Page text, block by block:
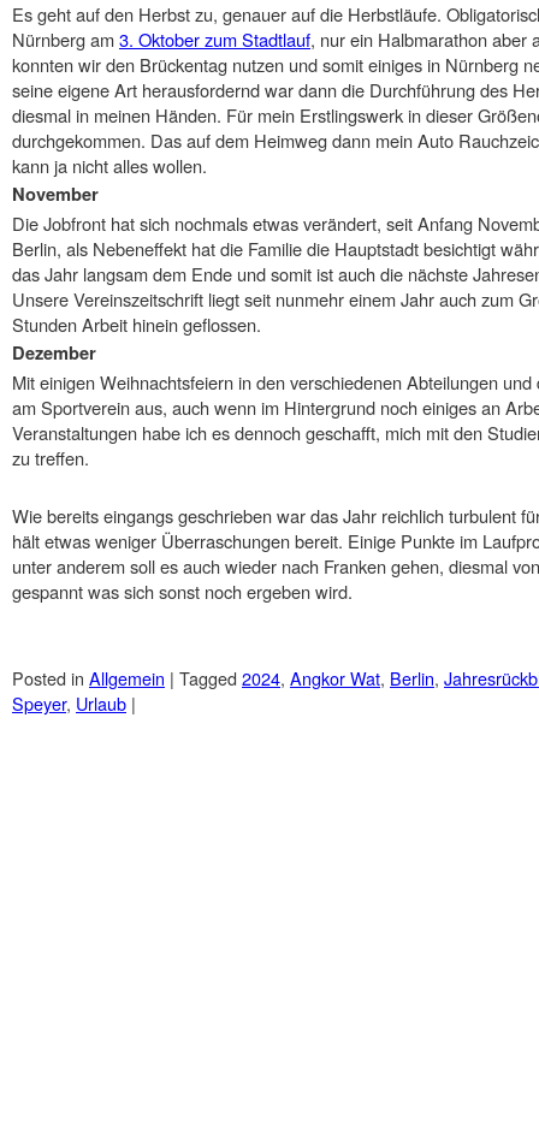
Es geht auf den Herbst zu, genauer auf die Herbstläufe.
Nürnberg am3. Oktober zum Stadtlauf, nur ein Halbmarathon aber
konnten wir den Brückentag nutzen und somit einiges in Nürnberg
seine eigene Art herausfordernd war dann die Durchführung des
diesmal in meinen Händen. Für mein Erstlingswerk in dieser
durchgekommen. Das auf dem Heimweg dann mein Auto
kann ja nicht alles wollen.
November
Die Jobfront hat sich nochmals etwas verändert, seit Anfang
Berlin, als Nebeneffekt hat die Familie die Hauptstadt besichtigt
das Jahr langsam dem Ende und somit ist auch die nächste
Unsere Vereinszeitschrift liegt seit nunmehr einem Jahr auch zum
Stunden Arbeit hinein geflossen.
Dezember
Mit einigen Weihnachtsfeiern in den verschiedenen Abteilungen
am Sportverein aus, auch wenn im Hintergrund noch einiges an
Veranstaltungen habe ich es dennoch geschafft, mich mit den
zu treffen.
Wie bereits eingangs geschrieben war das Jahr reichlich turbulent
hält etwas weniger Überraschungen bereit. Einige Punkte im
unter anderem soll es auch wieder nach Franken gehen, diesmal
gespannt was sich sonst noch ergeben wird.
Posted in Allgemein | Tagged 2024, Angkor Wat, Berlin,
Speyer, Urlaub |